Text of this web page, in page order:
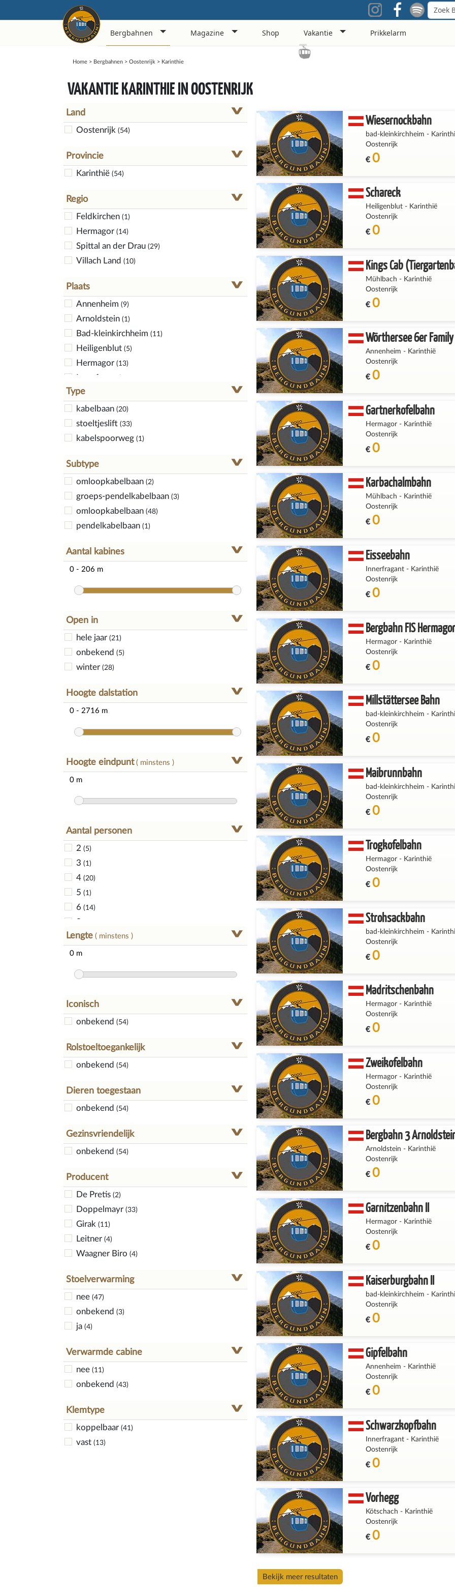
Bergbahnen Magazine Shop Vakantie Prikkelarm
Home> Bergbahnen> Oostenrijk > Karinthie
VAKANTIE KARINTHIE IN OOSTENRIJK
Land
Oostenrijk (54)
Provincie
Karinthië (54)
Regio
Feldkirchen (1)
Hermagor (14)
Spittal an der Drau (29)
Villach Land (10)
Plaats
Annenheim (9)
Arnoldstein (1)
Bad-kleinkirchheim (11)
Heiligenblut (5)
Hermagor (13)
Innerfragant
Kötschach
Mallnitz (2)
Muhlbach (2)
Sirnitz (1)
Techendorf
Type
kabelbaan (20)
stoeltjeslift (33)
kabelspoorweg (1)
Subtype
omloopkabelbaan (2)
groeps-pendelkabelbaan (3)
omloopkabelbaan (48)
pendelkabelbaan (1)
Aantal kabines
Open in
hele jaar (21)
onbekend (5)
winter (28)
Hoogte dalstation
Hoogte eindpunt( minstens )
Aantal personen
2 (5)
3 (1)
4 (20)
5 (1)
6 (14)
8
15 (5)
27
236
Lengte( minstens )
Iconisch
onbekend (54)
Rolstoeltoegankelijk
onbekend (54)
Dieren toegestaan
onbekend (54)
Gezinsvriendelijk
onbekend (54)
Producent
De Pretis (2)
Doppelmayr (33)
Girak (11)
Leitner (4)
Waagner Biro (4)
Stoelverwarming
nee (47)
onbekend (3)
ja (4)
Verwarmde cabine
nee (11)
onbekend (43)
Klemtype
koppelbaar (41)
vast (13)
Wiesernockbahn
bad-kleinkirchheim -
Oostenrijk
€0
Schareck
Heiligenblut - Karinthië
Oostenrijk
€0
Kings Cab
Mühlbach - Karinthië
Oostenrijk
€0
Wörthersee 6er Family
Annenheim - Karinthië
Oostenrijk
€0
Gartnerkofelbahn
Hermagor - Karinthië
Oostenrijk
€0
Karbachalmbahn
Mühlbach - Karinthië
Oostenrijk
€0
Eisseebahn
Innerfragant - Karinthië
Oostenrijk
€0
Bergbahn FIS
Hermagor - Karinthië
Oostenrijk
€0
Millstättersee Bahn
bad-kleinkirchheim -
Oostenrijk
€0
Maibrunnbahn
bad-kleinkirchheim -
Oostenrijk
€0
Trogkofelbahn
Hermagor - Karinthië
Oostenrijk
€0
Strohsackbahn
bad-kleinkirchheim -
Oostenrijk
€0
Madritschenbahn
Hermagor - Karinthië
Oostenrijk
€0
Zweikofelbahn
Hermagor - Karinthië
Oostenrijk
€0
Bergbahn 3
Arnoldstein - Karinthië
Oostenrijk
€0
Garnitzenbahn II
Hermagor - Karinthië
Oostenrijk
€0
Kaiserburgbahn II
bad-kleinkirchheim -
Oostenrijk
€0
Gipfelbahn
Annenheim - Karinthië
Oostenrijk
€0
Schwarzkopfbahn
Innerfragant - Karinthië
Oostenrijk
€0
Vorhegg
Kötschach - Karinthië
Oostenrijk
€0
Bekijk meer resultaten